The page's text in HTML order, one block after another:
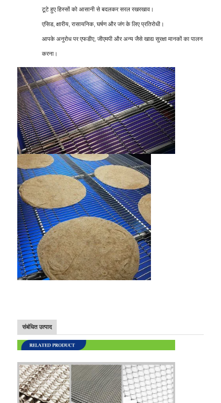
टूटे हुए हिस्सों को आसानी से बदलकर सरल रखरखाव।
एसिड, क्षारीय, रासायनिक, घर्षण और जंग के लिए प्रतिरोधी।
आपके अनुरोध पर एफडीए, जीएमपी और अन्य जैसे खाद्य सुरक्षा मानकों का पालन
करना।
संबंधित उत्पाद